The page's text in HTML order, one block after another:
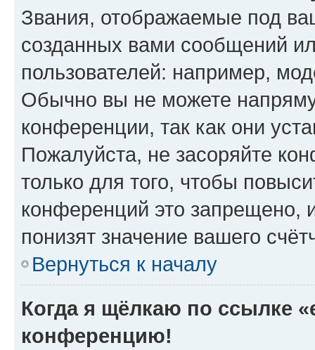
Звания, отображаемые под
созданных вами сообщений
пользователей: например,
Обычно вы не можете
конференции, так как они
Пожалуйста, не засоряйте
только для того, чтобы
конференций это запрещено,
понизят значение вашего
Вернуться к началу
Когда я щёлкаю по ссылке
конференцию!